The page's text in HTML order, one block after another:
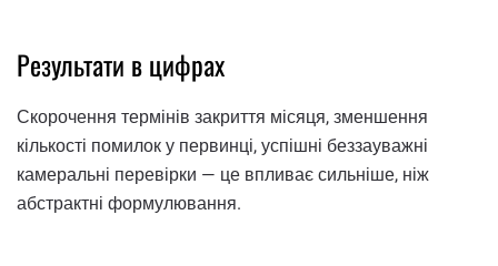
Результати в цифрах
Скорочення термінів закриття місяця, зменшення
кількості помилок у первинці, успішні беззауважні
камеральні перевірки — це впливає сильніше, ніж
абстрактні формулювання.